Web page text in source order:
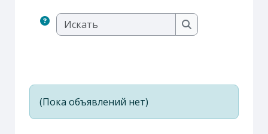
Искать
Искать
(Пока объявлений нет)